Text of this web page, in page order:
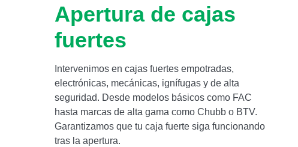
Apertura de cajas
fuertes
Intervenimos en cajas fuertes empotradas,
electrónicas, mecánicas, ignífugas y de alta
seguridad. Desde modelos básicos como FAC
hasta marcas de alta gama como Chubb o BTV.
Garantizamos que tu caja fuerte siga funcionando
tras la apertura.